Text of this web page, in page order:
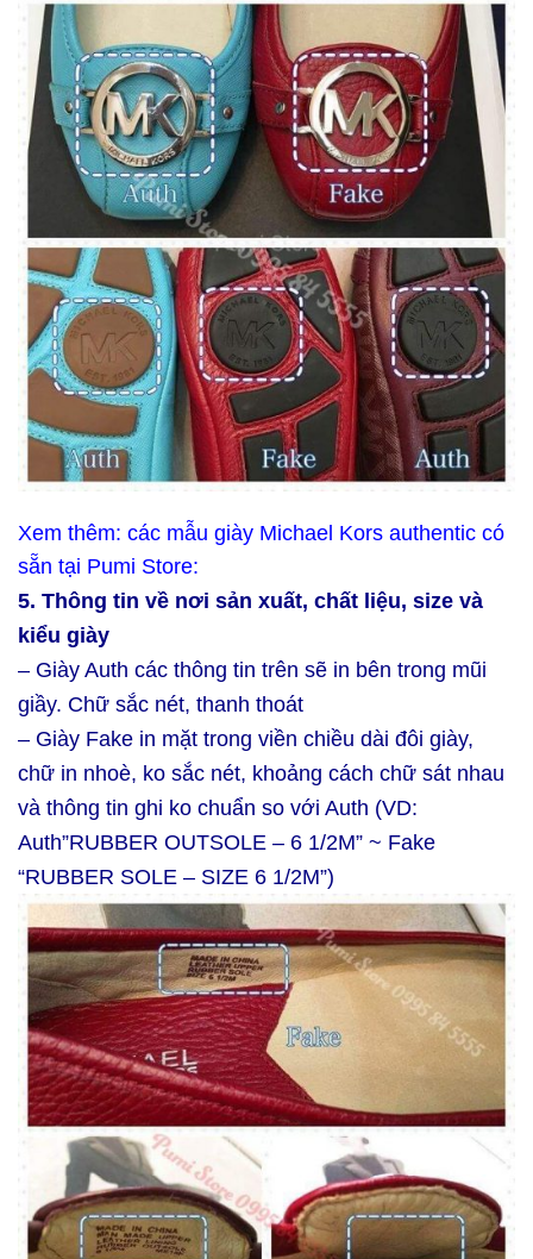
Xem thêm: các mẫu giày Michael Kors authentic có
sẵn tại Pumi Store:
5. Thông tin về nơi sản xuất, chất liệu, size và
kiểu giày
– Giày Auth các thông tin trên sẽ in bên trong mũi
giầy. Chữ sắc nét, thanh thoát
– Giày Fake in mặt trong viền chiều dài đôi giày,
chữ in nhoè, ko sắc nét, khoảng cách chữ sát nhau
và thông tin ghi ko chuẩn so với Auth (VD:
Auth”RUBBER OUTSOLE – 6 1/2M” ~ Fake
“RUBBER SOLE – SIZE 6 1/2M”)